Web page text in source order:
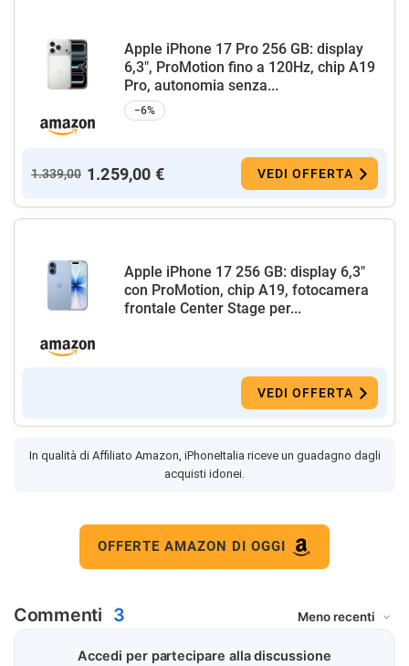
Apple iPhone 17 Pro 256 GB: display
6,3", ProMotion fino a 120Hz, chip A19
Pro, autonomia senza...
−6%
1.339,00 1.259,00 € VEDI OFFERTA
Apple iPhone 17 256 GB: display 6,3"
con ProMotion, chip A19, fotocamera
frontale Center Stage per...
VEDI OFFERTA
In qualità di Affiliato Amazon, iPhoneItalia riceve un guadagno dagli
acquisti idonei.
OFFERTE AMAZON DI OGGI
Commenti 3
Accedi per partecipare alla discussione